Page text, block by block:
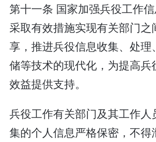
第十一条 国家加强兵役工作信
采取有效措施实现有关部门之
享，推进兵役信息收集、处理
储等技术的现代化，为提高兵
效益提供支持。
兵役工作有关部门及其工作人
集的个人信息严格保密，不得